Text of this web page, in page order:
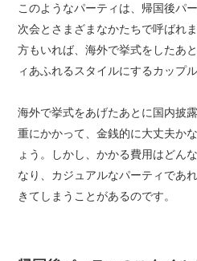
このようなパーティは、帰国後パ
次会とさまざまなかたちで呼ばれ
方もいれば、海外で挙式をしたあ
ィあふれるスタイルにするカップル
海外で挙式をあげたあとに国内披
重にかかって、金銭的に大丈夫か
ょう。しかし、かかる費用はどん
なり、カジュアルなパーティであ
きてしまうことがあるのです。